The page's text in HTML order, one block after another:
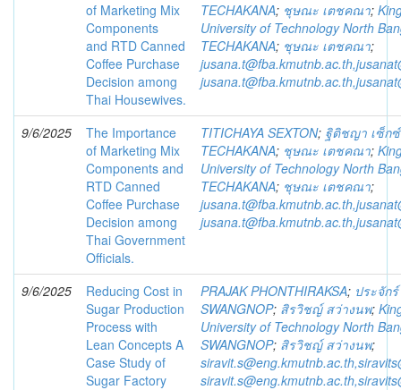
of Marketing Mix
Components
and RTD Canned
Coffee Purchase
Decision among
Thai Housewives.
TECHAKANA; ชุษณะ เตชคณา;
University of Technology North
TECHAKANA; ชุษณะ เตชคณา;
9/6/2025
The Importance
of Marketing Mix
Components and
RTD Canned
Coffee Purchase
Decision among
Thai Government
Officials.
TITICHAYA SEXTON; ฐิติชญา เซ็ก
TECHAKANA; ชุษณะ เตชคณา;
University of Technology North
TECHAKANA; ชุษณะ เตชคณา;
9/6/2025
Reducing Cost in
Sugar Production
Process with
Lean Concepts A
Case Study of
Sugar Factory
PRAJAK PHONTHIRAKSA; ประจัก
SWANGNOP; สิรวิชญ์ สว่างนพ;
University of Technology North
SWANGNOP; สิรวิชญ์ สว่างนพ;